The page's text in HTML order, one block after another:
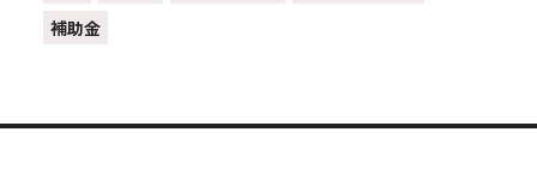
補助金